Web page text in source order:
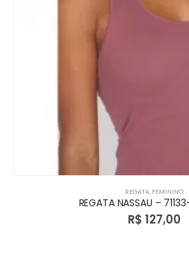
REGATA, FEMININO
REGATA NASSAU –
R$ 127,00